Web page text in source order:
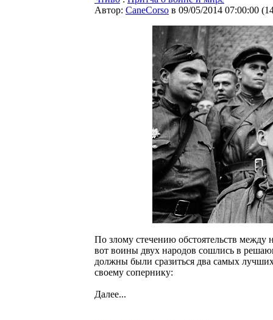
Автор: CaneCorso в 09/05/2014 07:00:00 (
По злому стечению обстоятельств между
вот воины двух народов сошлись в
должны были сразиться два самых
своему сопернику:
Далее...